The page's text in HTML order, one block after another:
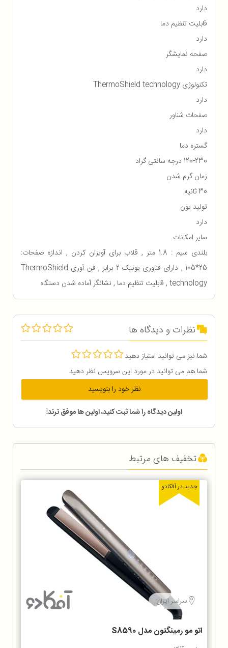
دارد
قابلیت تنظیم دما
دارد
صفحه نمایشگر
دارد
تکنولوژی ThermoShield technology
دارد
صفحات شناور
دارد
گستره دما
120-230 درجه سانتی گراد
زمان گرم شدن
30 ثانیه
تولید یون
دارد
سایر امکانات
بلندی سیم : 1.8 متر , قلاب برای آویزان کردن , اندازه صفحات:
25*105 , دارای فناوری یونیک 2 برابر , فن آوری ThermoShield
technology , قابلیت تنظیم دما , نشانگر آماده شدن دستگاه
نظرات و دیدگاه ها
شما نیز می توانید امتیاز دهید
شما هم می توانید در مورد این سرویس نظر دهید
نظر خود را بنویسید
اولین دیدگاه را شما ثبت کنید، اولین ها موفق ترند!
تخفیف های مرتبط
جدید در آفکادو
سراسر ایران
اتو مو رمینگتون مدل S8590